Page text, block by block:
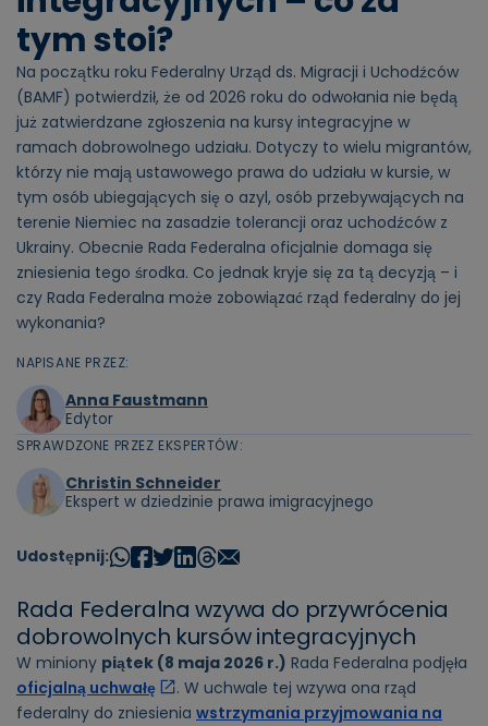
tym stoi?
Na początku roku Federalny Urząd ds. Migracji i Uchodźców
(BAMF) potwierdził, że od 2026 roku do odwołania nie będą
już zatwierdzane zgłoszenia na kursy integracyjne w
ramach dobrowolnego udziału. Dotyczy to wielu migrantów,
którzy nie mają ustawowego prawa do udziału w kursie, w
tym osób ubiegających się o azyl, osób przebywających na
terenie Niemiec na zasadzie tolerancji oraz uchodźców z
Ukrainy. Obecnie Rada Federalna oficjalnie domaga się
zniesienia tego środka. Co jednak kryje się za tą decyzją – i
czy Rada Federalna może zobowiązać rząd federalny do jej
wykonania?
NAPISANE PRZEZ:
Anna Faustmann
Edytor
SPRAWDZONE PRZEZ EKSPERTÓW:
Christin Schneider
Ekspert w dziedzinie prawa imigracyjnego
Udostępnij:
Rada Federalna wzywa do przywrócenia
dobrowolnych kursów integracyjnych
W miniony piątek (8 maja 2026 r.) Rada Federalna podjęła
oficjalną uchwałę
. W uchwale tej wzywa ona rząd
federalny do zniesienia wstrzymania przyjmowania na